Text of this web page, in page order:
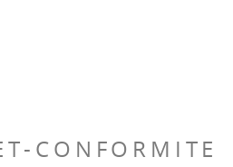
CONFORMITE